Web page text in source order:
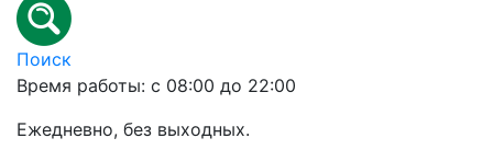
Поиск
Время работы: с 08:00 до 22:00
Ежедневно, без выходных.